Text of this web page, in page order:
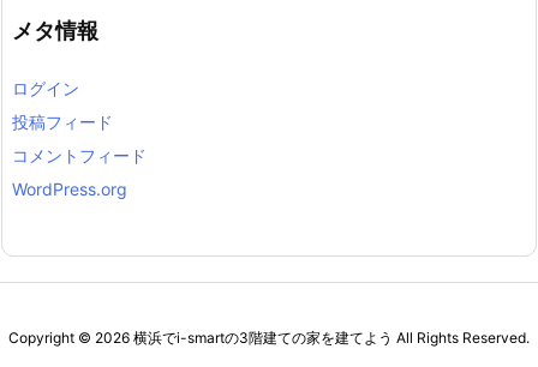
メタ情報
ログイン
投稿フィード
コメントフィード
WordPress.org
Copyright © 2026 横浜でi-smartの3階建ての家を建てよう All Rights Reserved.